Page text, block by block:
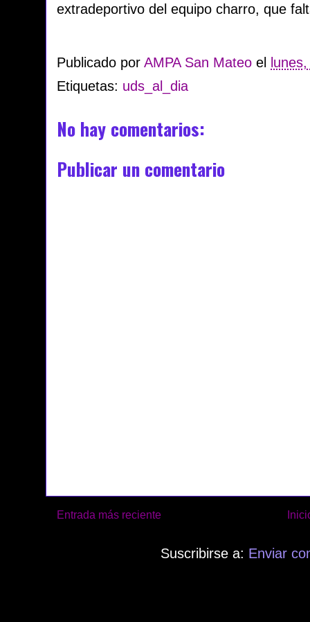
extradeportivo del equipo charro, que
Publicado por AMPA San Mateo el
Etiquetas: uds_al_dia
No hay comentarios:
Publicar un comentario
Entrada más reciente
Suscribirse a: Enviar